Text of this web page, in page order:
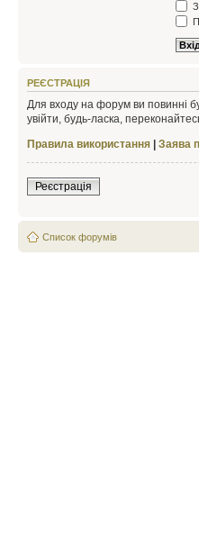
РЕЄСТРАЦІЯ
Для входу на форум ви повинні
увійти, будь-ласка,
Правила використання | Заява
Реєстрація
Список форумів